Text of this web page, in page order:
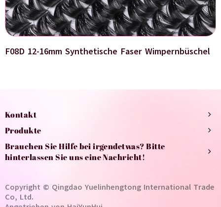
F08D 12-16mm Synthetische Faser Wimpernbüschel
Kontakt
Produkte
Brauchen Sie Hilfe bei irgendetwas? Bitte
hinterlassen Sie uns eine Nachricht!
Copyright © Qingdao Yuelinhengtong International Trade
Co, Ltd.